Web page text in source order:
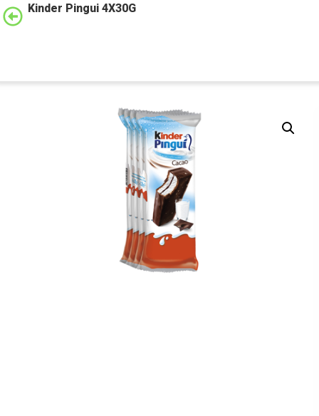
Kinder Pingui 4X30G